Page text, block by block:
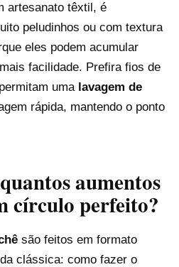
artesanato têxtil, é
peludinhos ou com textura
eles podem acumular
facilidade. Prefira fios de
uma lavagem de
rápida, mantendo o ponto
aumentos
círculo perfeito?
são feitos em formato
clássica: como fazer o